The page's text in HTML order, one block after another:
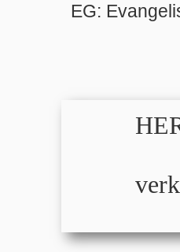
EG: